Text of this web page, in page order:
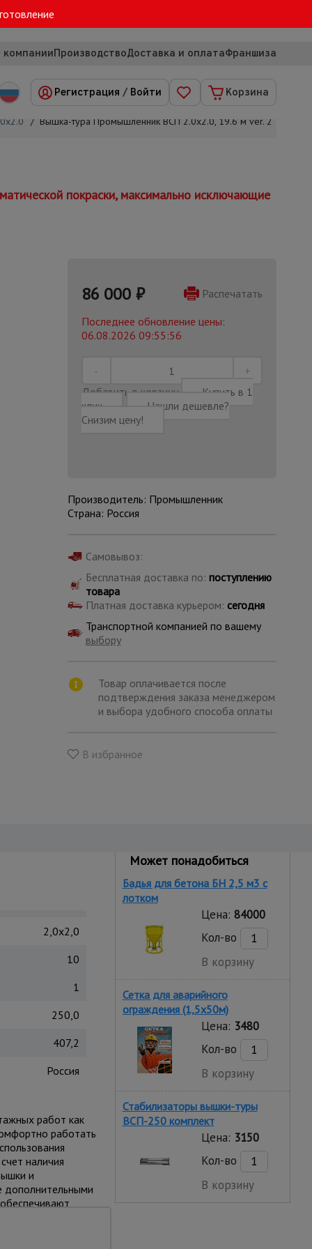
компанииПроизводствоДоставка и оплатаФраншиза
товаров
Регистрация / Войти Корзина
/ Вышка-тура Промышленник ВСП 2.0х2.0, 19.6 м ver. 2.0
покраски, максимально исключающие
86 000 ₽
Распечатать
Последнее обновление цены:
06.08.2026 09:55:56
Добавить в корзину
Купить в 1
клик
Нашли дешевле?
Снизим цену!
Производитель: Промышленник
Страна: Россия
Самовывоз:
Бесплатная доставка по: поступлению
товара
Платная доставка курьером: сегодня
Транспортной компанией по вашему
выбору
Товар оплачивается после
подтверждения заказа менеджером
и выбора удобного способа оплаты
В избранное
2,0x2,0
10
1
250,0
407,2
Россия
работ как
работать
наличия
и
дополнительными
независимых
размещать на
до 250 кг.
Может понадобиться
Бадья для бетона БН 2,5 м3 с
лотком
Цена: 84000
Кол-во
В корзину
Сетка для аварийного
ограждения (1,5х50м)
Цена: 3480
Кол-во
В корзину
Стабилизаторы вышки-туры
ВСП-250 комплект
Цена: 3150
Кол-во
В корзину